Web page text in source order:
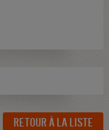
RETOUR À LA LISTE